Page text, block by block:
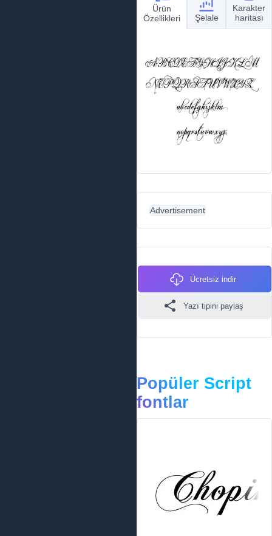
Ürün
Özellikleri
Şelale
Karakter
haritası
Advertisement
Ücretsiz indir
Yazı tipini paylaş
Popüler Script
fontlar